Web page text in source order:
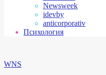
Newsweek
idevby
anticorporativ
Психология
WNS